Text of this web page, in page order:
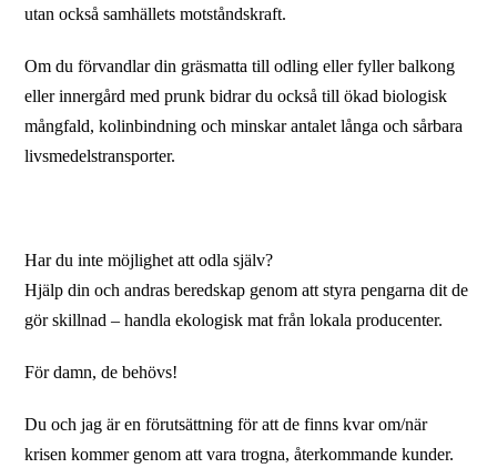
utan också samhällets motståndskraft.
Om du förvandlar din gräsmatta till odling eller fyller balkong
eller innergård med prunk bidrar du också till ökad biologisk
mångfald, kolinbindning och minskar antalet långa och sårbara
livsmedelstransporter.
Har du inte möjlighet att odla själv?
Hjälp din och andras beredskap genom att styra pengarna dit de
gör skillnad – handla ekologisk mat från lokala producenter.
För damn, de behövs!
Du och jag är en förutsättning för att de finns kvar om/när
krisen kommer genom att vara trogna, återkommande kunder.